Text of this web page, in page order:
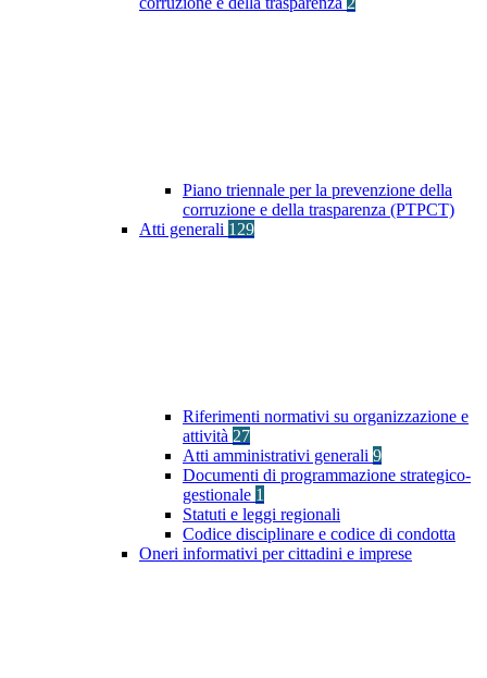
Piano triennale per la prevenzione della
corruzione e della trasparenza (PTPCT)
Atti generali 129
Riferimenti normativi su organizzazione e
attività 27
Atti amministrativi generali 9
Documenti di programmazione strategico-
gestionale 1
Statuti e leggi regionali
Codice disciplinare e codice di condotta
Oneri informativi per cittadini e imprese